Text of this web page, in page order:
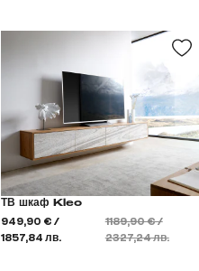
ТВ шкаф Kleo
949,90 € /
1857,84 лв.
1189,90 € /
2327,24 лв.